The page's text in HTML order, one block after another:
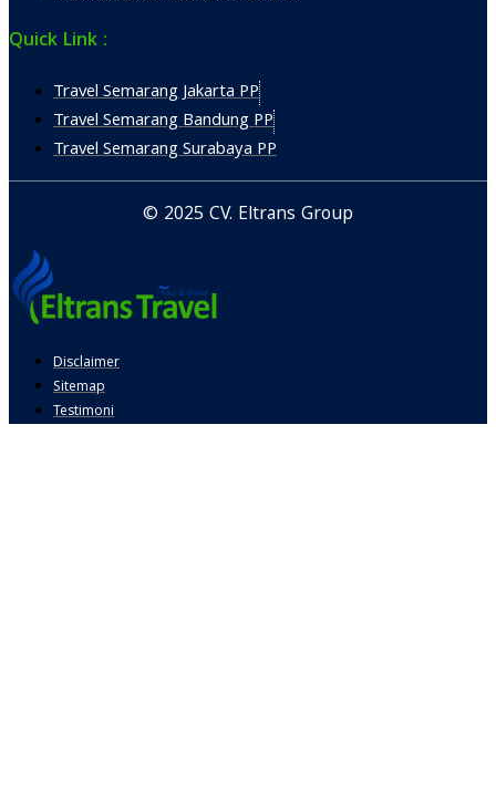
Quick Link :
Travel Semarang Jakarta PP
Travel Semarang Bandung PP
Travel Semarang Surabaya PP
© 2025 CV. Eltrans Group
Disclaimer
Sitemap
Testimoni